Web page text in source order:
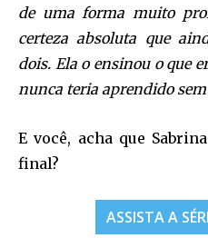
de uma forma muito
certeza absoluta que
dois. Ela o ensinou o que
nunca teria aprendido sem
E você, acha que
final?
ASSISTA A